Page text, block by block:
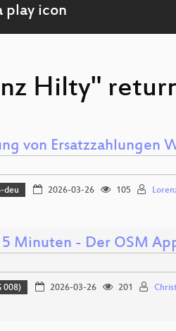
Hilty"
von Ersatzzahlungen
deu 2026-03-26 105
Minuten - Der OSM
008) 2026-03-26 201